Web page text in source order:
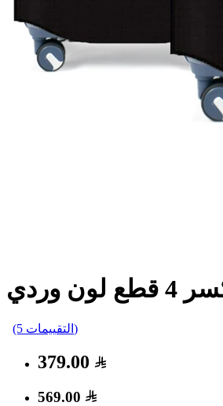
(5 التقييمات)
379.00
569.00